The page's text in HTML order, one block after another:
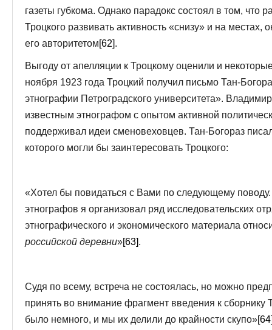
газеты губкома. Однако парадокс состоял в том, что
Троцкого развивать активность «снизу» и на местах,
его авторитетом[62].
Выгоду от апелляции к Троцкому оценили и
ноября 1923 года Троцкий получил письмо Тан-
этнографии Петроградского университета».
известным этнографом с опытом активной
поддерживал идеи сменовеховцев. Тан-Богораз
которого могли бы заинтересовать Троцкого:
«Хотел бы повидаться с Вами по следующему
этнографов я организовал ряд исследовательских
этнографического и экономического материала
российской деревни»[63].
Судя по всему, встреча не состоялась, но можно
принять во внимание фрагмент введения к сборнику
было немного, и мы их делили до крайности скупо»